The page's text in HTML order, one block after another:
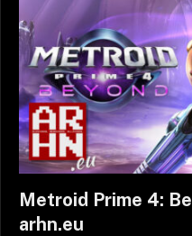
Metroid Prime 4:
arhn.eu